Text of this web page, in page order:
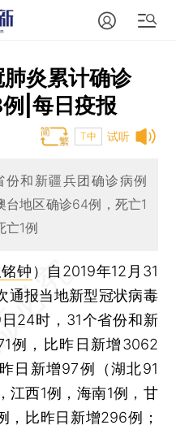
炎累计确诊
|每日疫报
试听
T中
和新疆兵团确诊病例
地区确诊64例，死亡1
亡1例
钟 ） 自2019年12月31
通报当地新型冠状病毒
24时，31个省份和新
例，比昨日新增3062
日新增97例（湖北91
江西1例，海南1例，甘
，比昨日新增296例；